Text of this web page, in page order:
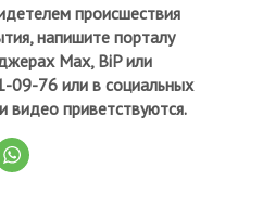
происшествия
напишите порталу
Мах, BiP или
09-76 или в социальных
видео приветствуются.